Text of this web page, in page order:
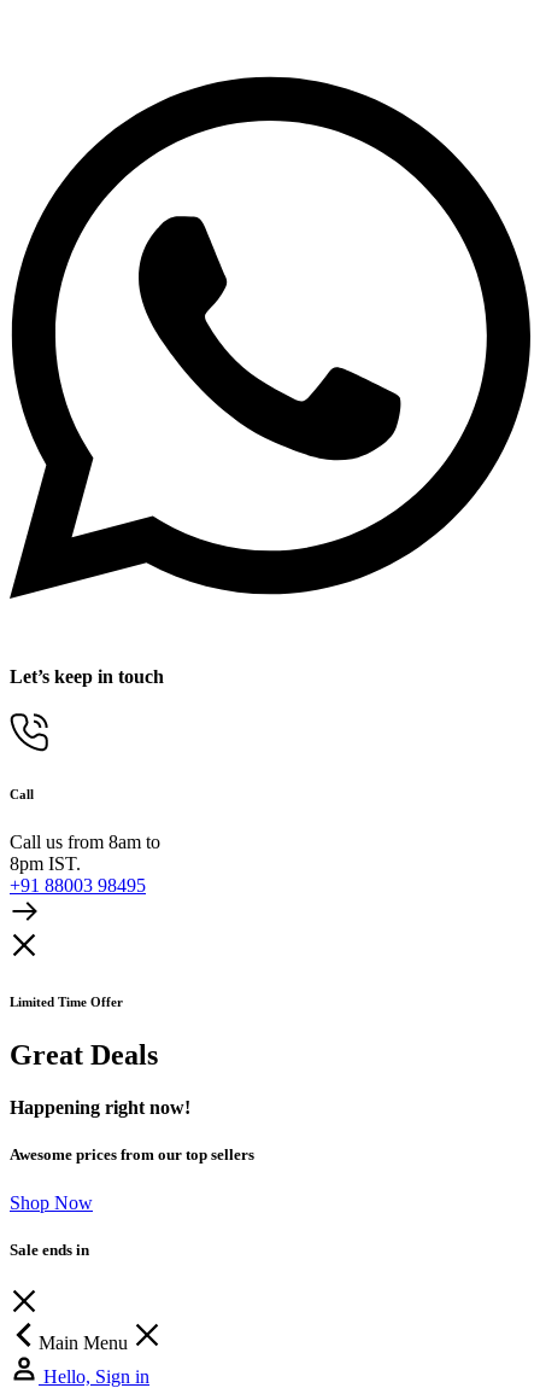
Let’s keep in touch
Call
Call us from 8am to
8pm IST.
+91 88003 98495
Limited Time Offer
Great Deals
Happening right now!
Awesome prices from our top sellers
Shop Now
Sale ends in
Main Menu
Hello, Sign in